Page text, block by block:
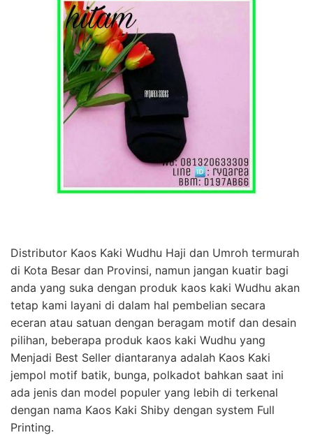
Distributor Kaos Kaki Wudhu Haji dan Umroh termurah
di Kota Besar dan Provinsi, namun jangan kuatir bagi
anda yang suka dengan produk kaos kaki Wudhu akan
tetap kami layani di dalam hal pembelian secara
eceran atau satuan dengan beragam motif dan desain
pilihan, beberapa produk kaos kaki Wudhu yang
Menjadi Best Seller diantaranya adalah Kaos Kaki
jempol motif batik, bunga, polkadot bahkan saat ini
ada jenis dan model populer yang lebih di terkenal
dengan nama Kaos Kaki Shiby dengan system Full
Printing.